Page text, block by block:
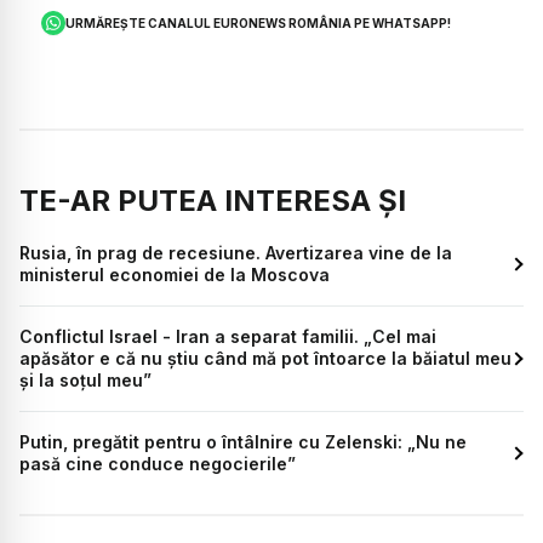
URMĂREȘTE CANALUL EURONEWS ROMÂNIA PE WHATSAPP!
TE-AR PUTEA INTERESA ȘI
Rusia, în prag de recesiune. Avertizarea vine de la
ministerul economiei de la Moscova
Conflictul Israel - Iran a separat familii. „Cel mai
apăsător e că nu știu când mă pot întoarce la băiatul meu
și la soțul meu”
Putin, pregătit pentru o întâlnire cu Zelenski: „Nu ne
pasă cine conduce negocierile”